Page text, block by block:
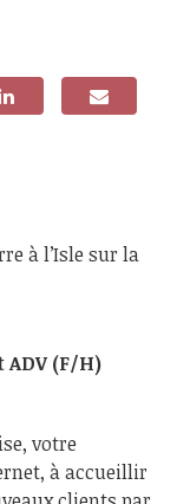
à l’Isle sur la
ADV (F/H)
votre
à accueillir